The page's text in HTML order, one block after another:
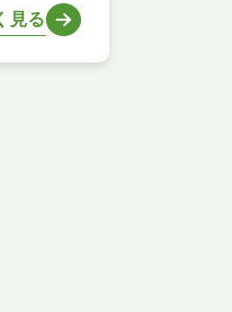
見る